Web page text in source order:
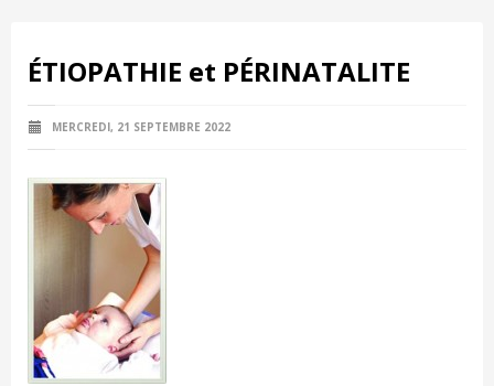
ÉTIOPATHIE et PÉRINATALITE
MERCREDI, 21 SEPTEMBRE 2022